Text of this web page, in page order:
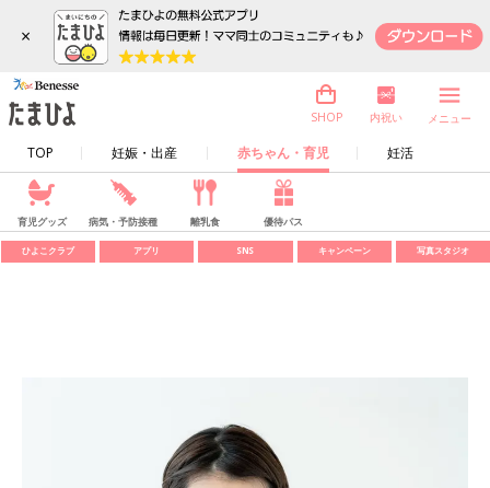
×
TOP 妊娠・出産 赤ちゃん・育児 妊活
SHOP 内祝い メニュー
育児グッズ 病気・予防接種 離乳食 優待パス
ひよこクラブ アプリ SNS キャンペーン 写真スタジオ